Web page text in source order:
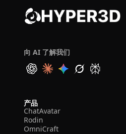
向 AI 了解我们
产品
ChatAvatar
Rodin
OmniCraft